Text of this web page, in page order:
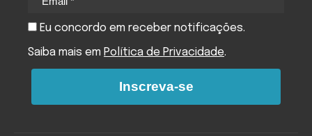
Eu concordo em receber notificações.
Saiba mais em Política de Privacidade.
Inscreva-se